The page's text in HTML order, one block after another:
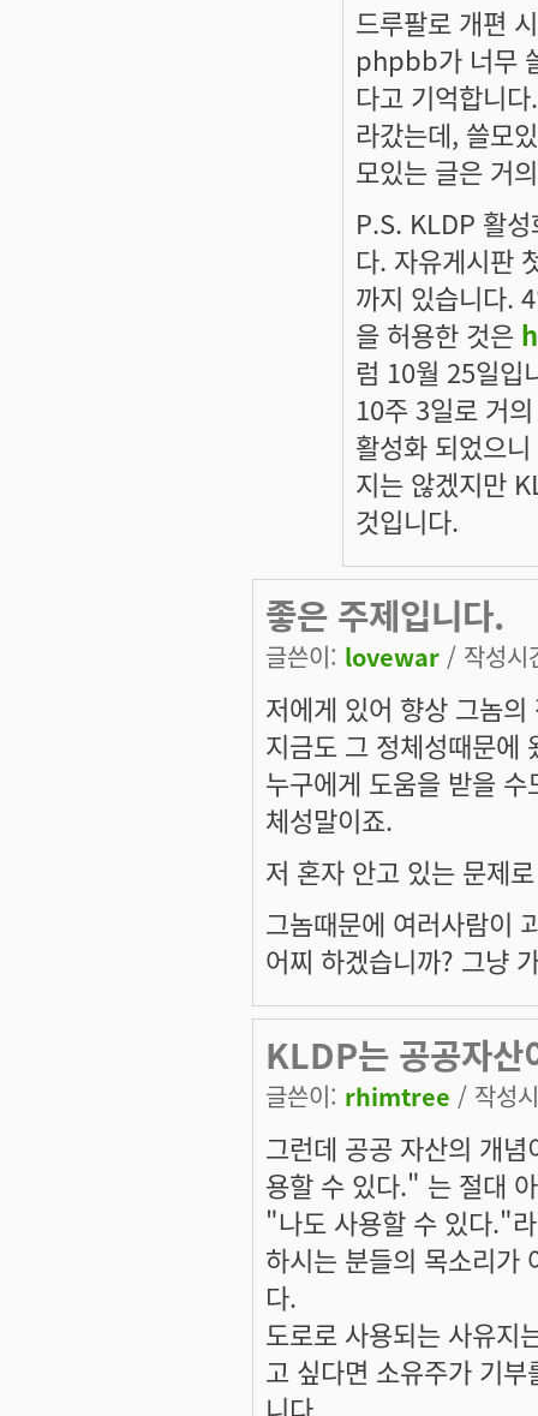
드루팔로 개편
phpbb가 너무
다고 기억합니
라갔는데, 쓸모
모있는 글은 거
P.S. KLDP 활
다. 자유게시판
까지 있습니다.
을 허용한 것은
럼 10월 25일입
10주 3일로 거
활성화 되었으
지는 않겠지만
것입니다.
좋은 주제입니다.
글쓴이: lovewar / 작성
저에게 있어 향상 그놈
지금도 그 정체성때문에
누구에게 도움을 받을
체성말이죠.
저 혼자 안고 있는 문제
그놈때문에 여러사람이
어찌 하겠습니까? 그냥
KLDP는 공공자산
글쓴이: rhimtree / 작성
그런데 공공 자산의 개
용할 수 있다." 는 절대
"나도 사용할 수 있다."
하시는 분들의 목소리가
다.
도로로 사용되는 사유지
고 싶다면 소유주가 기
니다.